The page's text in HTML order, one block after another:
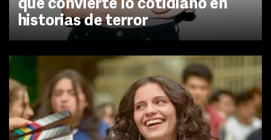
que convierte lo cotidiano en
historias de terror